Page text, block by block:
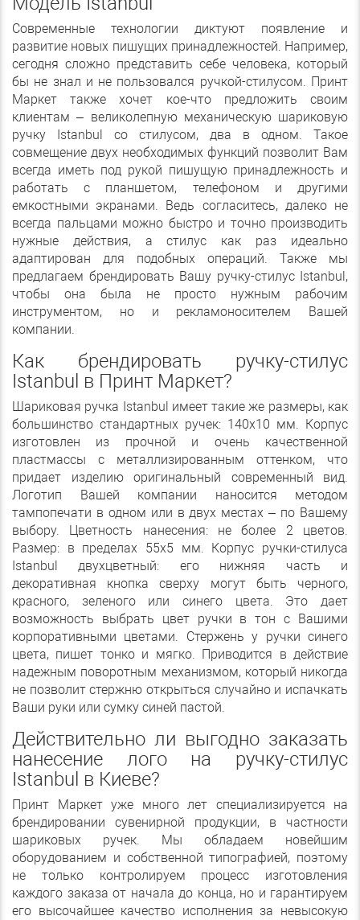
Современные технологии диктуют появление и
развитие новых пишущих принадлежностей. Например,
сегодня сложно представить себе человека, который
бы не знал и не пользовался ручкой-стилусом. Принт
Маркет также хочет кое-что предложить своим
клиентам – великолепную механическую шариковую
ручку Istanbul со стилусом, два в одном. Такое
совмещение двух необходимых функций позволит Вам
всегда иметь под рукой пишущую принадлежность и
работать с планшетом, телефоном и другими
емкостными экранами. Ведь согласитесь, далеко не
всегда пальцами можно быстро и точно производить
нужные действия, а стилус как раз идеально
адаптирован для подобных операций. Также мы
предлагаем брендировать Вашу ручку-стилус Istanbul,
чтобы она была не просто нужным рабочим
инструментом, но и рекламоносителем Вашей
компании.
Как брендировать ручку-стилус
Istanbul в Принт Маркет?
Шариковая ручка Istanbul имеет такие же размеры, как
большинство стандартных ручек: 140х10 мм. Корпус
изготовлен из прочной и очень качественной
пластмассы с металлизированным оттенком, что
придает изделию оригинальный современный вид.
Логотип Вашей компании наносится методом
тампопечати в одном или в двух местах – по Вашему
выбору. Цветность нанесения: не более 2 цветов.
Размер: в пределах 55х5 мм. Корпус ручки-стилуса
Istanbul двухцветный: его нижняя часть и
декоративная кнопка сверху могут быть черного,
красного, зеленого или синего цвета. Это дает
возможность выбрать цвет ручки в тон с Вашими
корпоративными цветами. Стержень у ручки синего
цвета, пишет тонко и мягко. Приводится в действие
надежным поворотным механизмом, который никогда
не позволит стержню открыться случайно и испачкать
Ваши руки или сумку синей пастой.
Действительно ли выгодно заказать
нанесение лого на ручку-стилус
Istanbul в Киеве?
Принт Маркет уже много лет специализируется на
брендировании сувенирной продукции, в частности
шариковых ручек. Мы обладаем новейшим
оборудованием и собственной типографией, поэтому
не только контролируем процесс изготовления
каждого заказа от начала до конца, но и гарантируем
его высочайшее качество исполнения за невысокую